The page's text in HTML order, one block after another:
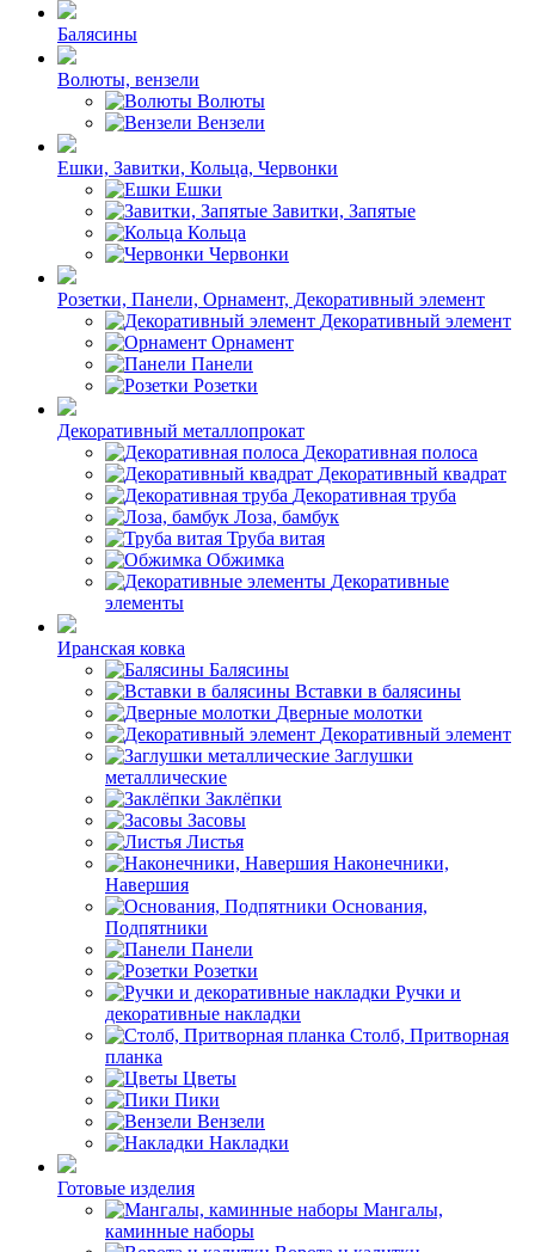
Балясины
Волюты, вензели
Волюты
Вензели
Ешки, Завитки, Кольца, Червонки
Ешки
Завитки, Запятые
Кольца
Червонки
Розетки, Панели, Орнамент, Декоративный элемент
Декоративный элемент
Орнамент
Панели
Розетки
Декоративный металлопрокат
Декоративная полоса
Декоративный квадрат
Декоративная труба
Лоза, бамбук
Труба витая
Обжимка
Декоративные
элементы
Иранская ковка
Балясины
Вставки в балясины
Дверные молотки
Декоративный элемент
Заглушки
металлические
Заклёпки
Засовы
Листья
Наконечники,
Навершия
Основания,
Подпятники
Панели
Розетки
Ручки и
декоративные накладки
Столб, Притворная
планка
Цветы
Пики
Вензели
Накладки
Готовые изделия
Мангалы,
каминные наборы